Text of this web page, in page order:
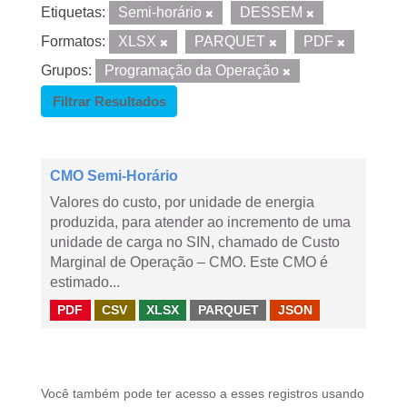
Etiquetas: Semi-horário
DESSEM
Formatos:
XLSX PARQUET
PDF
Grupos:
Programação da Operação
Filtrar Resultados
CMO Semi-Horário
Valores do custo, por unidade de energia
produzida, para atender ao incremento de uma
unidade de carga no SIN, chamado de Custo
Marginal de Operação – CMO. Este CMO é
estimado...
PDF CSV XLSX PARQUET JSON
Você também pode ter acesso a esses registros usando